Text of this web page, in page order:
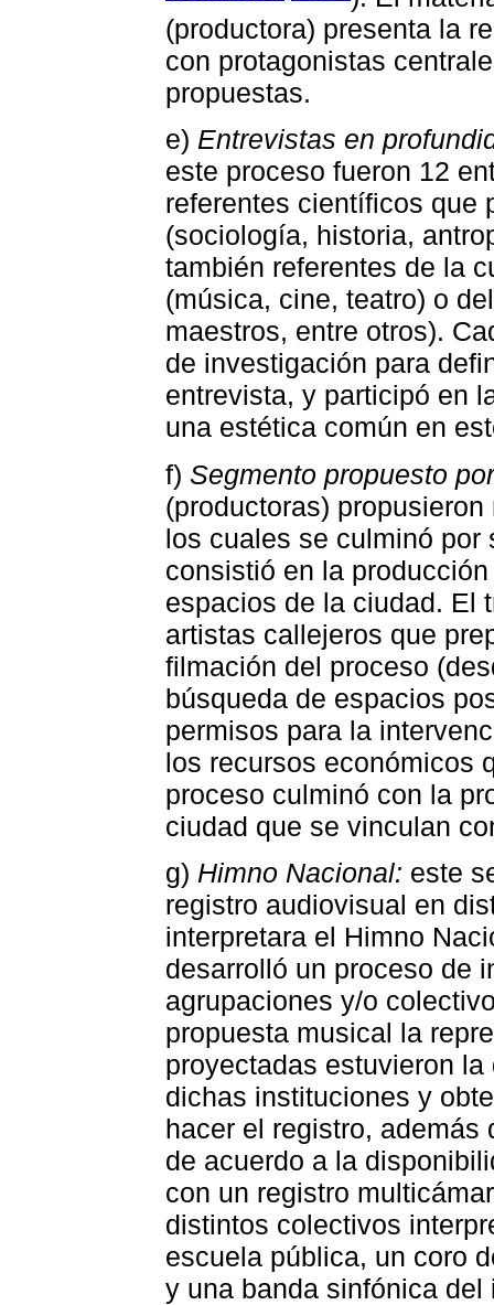
(productora) presenta la
con protagonistas
propuestas.
e) Entrevistas en
este proceso fueron 12
referentes científicos que
(sociología, historia,
también referentes de la
(música, cine, teatro) o
maestros, entre otros).
de investigación para
entrevista, y participó en
una estética común en
f) Segmento propuesto
(productoras)
los cuales se culminó por
consistió en la
espacios de la ciudad. El
artistas callejeros que
filmación del proceso
búsqueda de espacios
permisos para la
los recursos económicos
proceso culminó con la
ciudad que se vinculan
g) Himno Nacional: este
registro audiovisual en
interpretara el Himno
desarrolló un proceso de
agrupaciones y/o
propuesta musical la
proyectadas estuvieron
dichas instituciones y
hacer el registro,
de acuerdo a la
con un registro
distintos colectivos
escuela pública, un coro
y una banda sinfónica del